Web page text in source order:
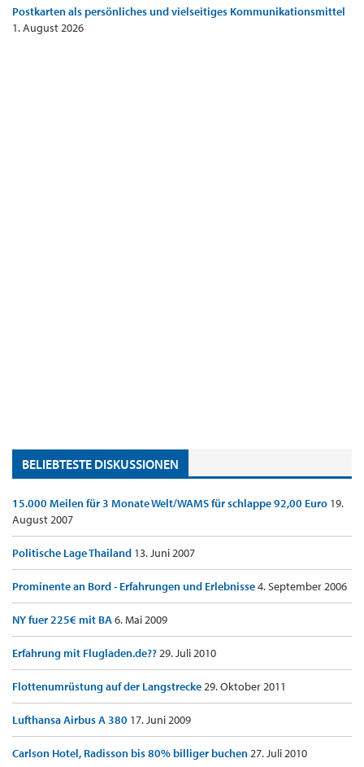
Postkarten als persönliches und vielseitiges Kommunikationsmittel
1. August 2026
BELIEBTESTE DISKUSSIONEN
15.000 Meilen für 3 Monate Welt/WAMS für schlappe 92,00 Euro 19.
August 2007
Politische Lage Thailand 13. Juni 2007
Prominente an Bord - Erfahrungen und Erlebnisse4. September 2006
NY fuer 225€ mit BA6. Mai 2009
Erfahrung mit Flugladen.de??29. Juli 2010
Flottenumrüstung auf der Langstrecke29. Oktober 2011
Lufthansa Airbus A 380 17. Juni 2009
Carlson Hotel, Radisson bis 80% billiger buchen27. Juli 2010